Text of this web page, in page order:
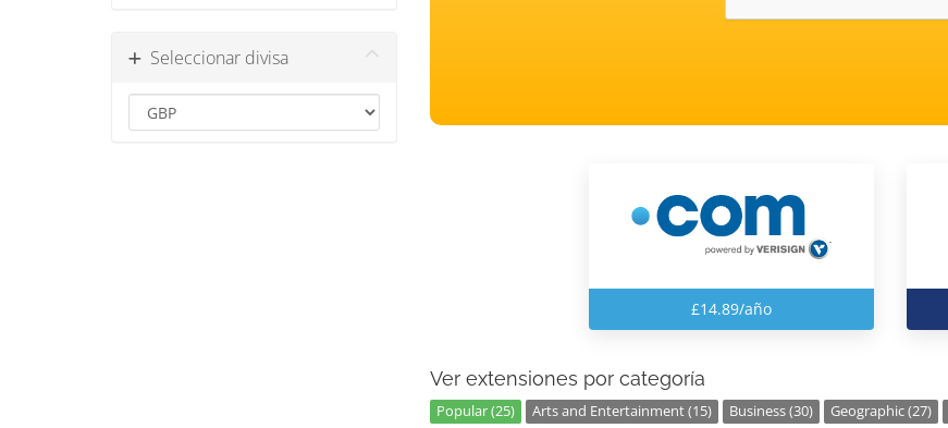
Seleccionar divisa
£14.89/año
Ver extensiones por categoría
Popular (25) Arts and Entertainment (15) Business (30) Geographic (27)